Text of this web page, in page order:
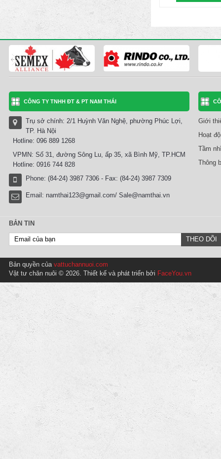
CÔNG TY TNHH ĐT & PT NAM THÁI
Trụ sở chính: 2/1 Huỳnh Văn Nghệ, phường Phúc Lợi,
TP. Hà Nội
Hotline: 096 889 1268
VPMN: Số 31, đường Sông Lu, ấp 35, xã Bình Mỹ, TP.HCM
Hotline: 0916 744 828
Phone: (84-24) 3987 7306 - Fax: (84-24) 3987 7309
Email: namthai123@gmail.com/ Sale@namthai.vn
Giới
Hoạt
Tầm
Thông
BẢN TIN
Bản quyền của vattuchannuoi.com
Vật tư chăn nuôi © 2026. Thiết kế và phát triển bởi FaceYou.vn